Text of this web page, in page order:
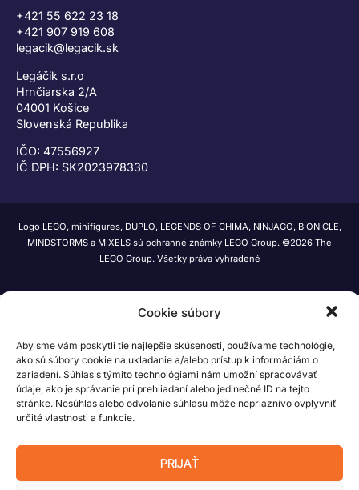
Cookie súbory
Aby sme vám poskytli tie najlepšie skúsenosti, používame technológie,
ako sú súbory cookie na ukladanie a/alebo prístup k informáciám o
zariadení. Súhlas s týmito technológiami nám umožní spracovávať
údaje, ako je správanie pri prehliadaní alebo jedinečné ID na tejto
stránke. Nesúhlas alebo odvolanie súhlasu môže nepriaznivo ovplyvniť
určité vlastnosti a funkcie.
PRIJAŤ
+421 55 622 23 18
+421 907 919 608
legacik@legacik.sk
Legáčik s.r.o
Hrnčiarska 2/A
04001 Košice
Slovenská Republika
IČO: 47556927
IČ DPH: SK2023978330
Logo LEGO, minifigures, DUPLO, LEGENDS OF CHIMA, NINJAGO, BIONICLE,
MINDSTORMS a MIXELS sú ochranné známky LEGO Group. ©2026 The
LEGO Group. Všetky práva vyhradené